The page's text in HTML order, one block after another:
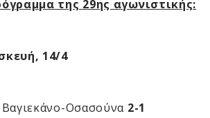
της 29ης αγωνιστικής:
14/4
Βαγιεκάνο-Οσασούνα 2-1